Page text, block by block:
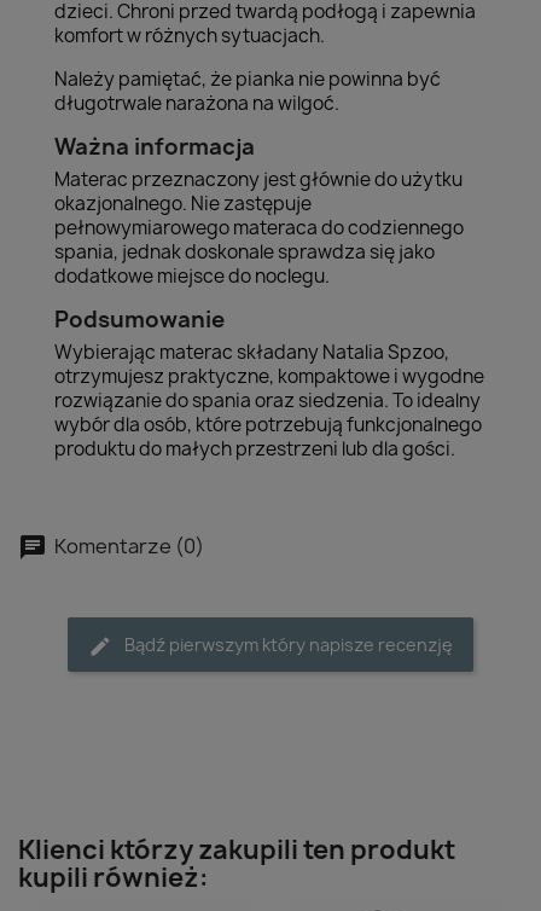
dzieci. Chroni przed twardą podłogą i zapewnia
komfort w różnych sytuacjach.
Należy pamiętać, że pianka nie powinna być
długotrwale narażona na wilgoć.
Ważna informacja
Materac przeznaczony jest głównie do użytku
okazjonalnego. Nie zastępuje
pełnowymiarowego materaca do codziennego
spania, jednak doskonale sprawdza się jako
dodatkowe miejsce do noclegu.
Podsumowanie
Wybierając materac składany Natalia Spzoo,
otrzymujesz praktyczne, kompaktowe i wygodne
rozwiązanie do spania oraz siedzenia. To idealny
wybór dla osób, które potrzebują funkcjonalnego
produktu do małych przestrzeni lub dla gości.
Komentarze (0)
Bądź pierwszym który napisze recenzję
Klienci którzy zakupili ten produkt
kupili również: